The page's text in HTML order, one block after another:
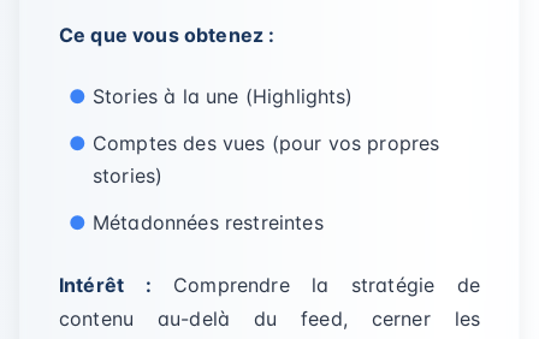
Ce que vous obtenez :
Stories à la une (Highlights)
Comptes des vues (pour vos propres
stories)
Métadonnées restreintes
Intérêt : Comprendre la stratégie de
contenu au-delà du feed, cerner les